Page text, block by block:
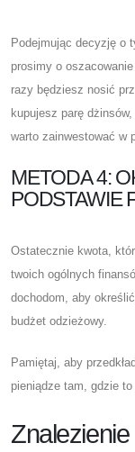
Podejmując decyzję o
prosimy o
razy będziesz nosić
kupujesz parę
warto zainwestować w
METODA 4:
PODSTAWIE
Ostatecznie kwota,
twoich ogólnych
dochodom, aby
budżet odzieżowy.
Pamiętaj, aby
pieniądze tam, gdzie to